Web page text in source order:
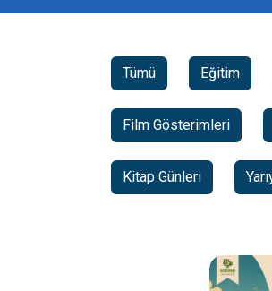
Tümü Eğitim
Film Gösterimleri
Kitap Günleri